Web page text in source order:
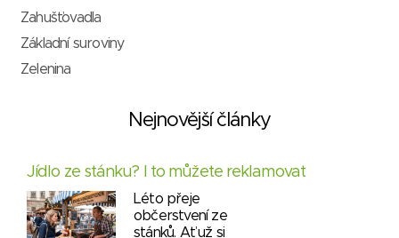
Zahušťovadla
Základní suroviny
Zelenina
Nejnovější články
Jídlo ze stánku? I to můžete reklamovat
Léto přeje
občerstvení ze
stánků. Ať už si